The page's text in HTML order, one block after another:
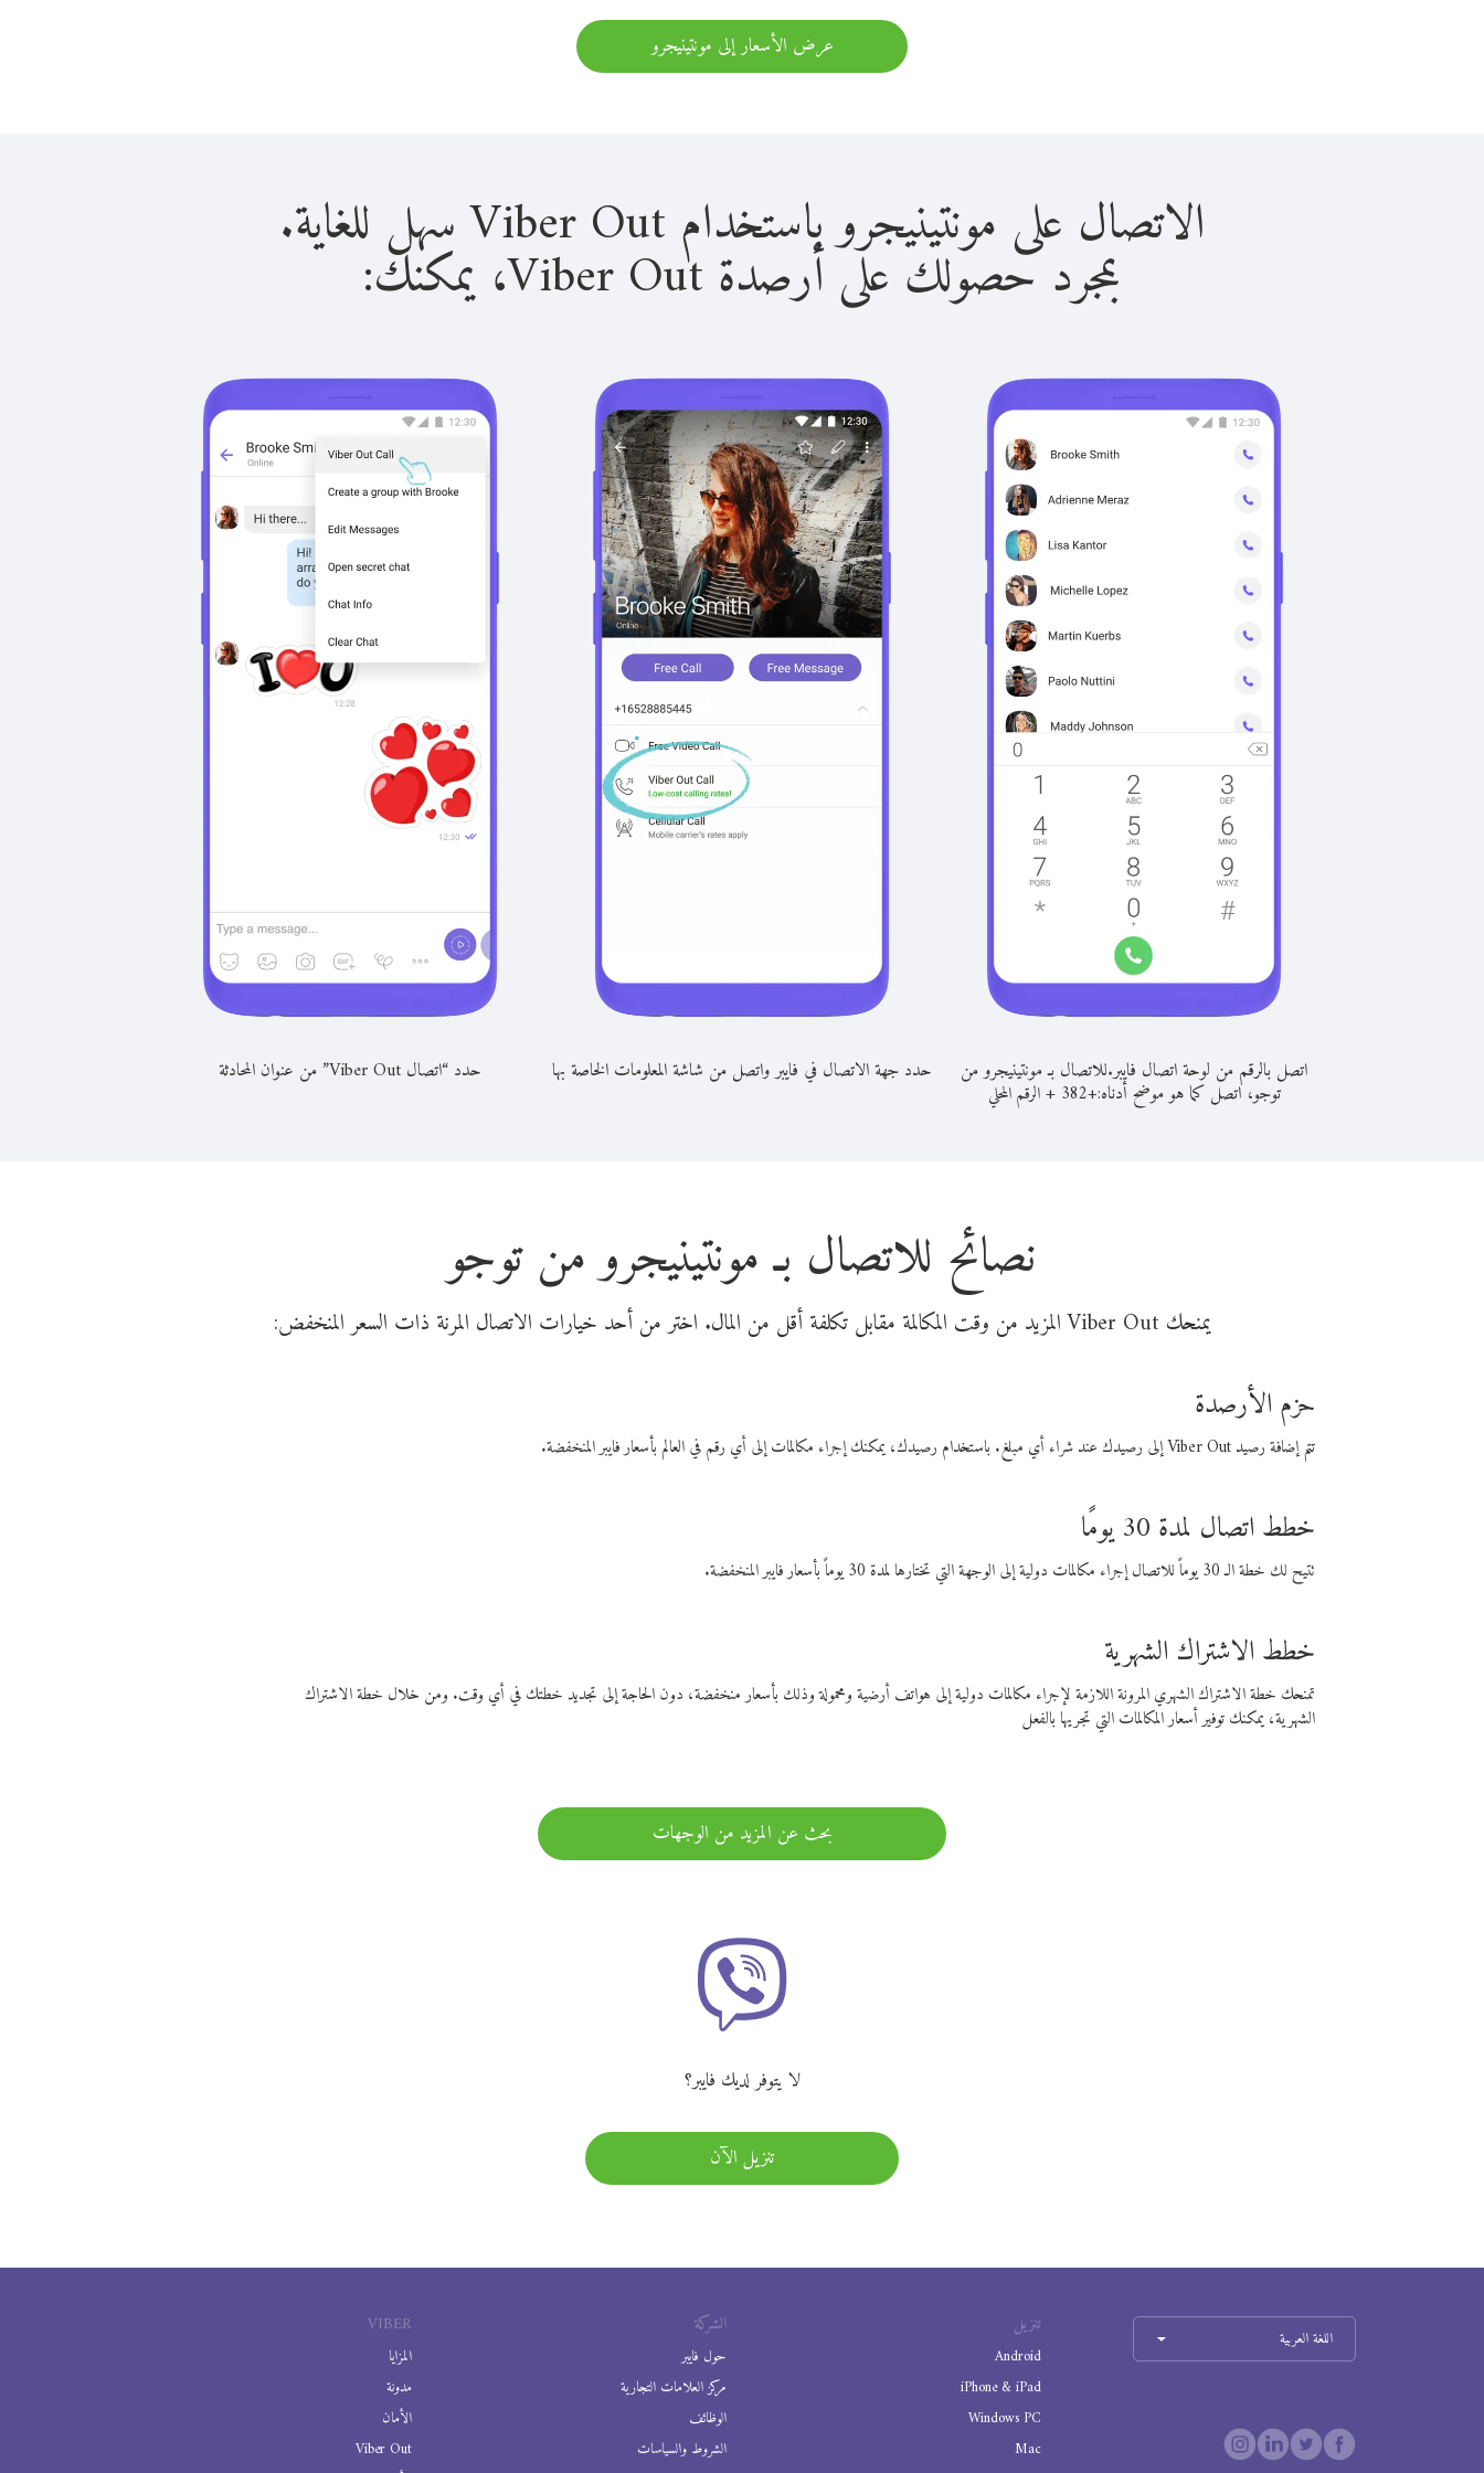
عرض الأسعار إلى مونتينيجرو
الاتصال على مونتينيجرو باستخدام Viber Out سهل للغاية.
بمجرد حصولك على أرصدة Viber Out، يمكنك:
اتصل بالرقم من لوحة اتصال فايبر.للاتصال بـ مونتينيجرو من
توجو، اتصل كما هو موضح أدناه:+
382
+الرقم المحلي
حدد جهة الاتصال في فايبر واتصل من شاشة المعلومات الخاصة بها حدد “اتصال Viber Out” من عنوان المحادثة
نصائح للاتصال بـ مونتينيجرو من توجو
يمنحك Viber Out المزيد من وقت المكالمة مقابل تكلفة أقل من المال. اختر من أحد خيارات الاتصال المرنة ذات السعر المنخفض:
حزم الأرصدة
تتم إضافة رصيد Viber Out إلى رصيدك عند شراء أي مبلغ. باستخدام رصيدك، يمكنك إجراء مكالمات إلى أي رقم في العالم بأسعار فايبر المنخفضة.
خطط اتصال لمدة 30 يومًا
تتيح لك خطة الـ 30 يوماً للاتصال إجراء مكالمات دولية إلى الوجهة التي تختارها لمدة 30 يوماً بأسعار فايبر المنخفضة.
خطط الاشتراك الشهرية
تمنحك خطة الاشتراك الشهري المرونة اللازمة لإجراء مكالمات دولية إلى هواتف أرضية ومحمولة وذلك بأسعار منخفضة، دون الحاجة إلى تجديد خطتك في أي وقت. ومن خلال خطة الاشتراك
الشهرية، يمكنك توفير أسعار المكالمات التي تجريها بالفعل
بحث عن المزيد من الوجهات
لا يتوفر لديك فايبر؟
تنزيل الآن
VIBER
المزايا
مدونة
الأمان
Viber Out
الشركة
حول فايبر
مركز العلامات التجارية
الوظائف
الشروط والسياسات
تنزيل
Android
iPhone & iPad
Windows PC
Mac
اللغة العربية